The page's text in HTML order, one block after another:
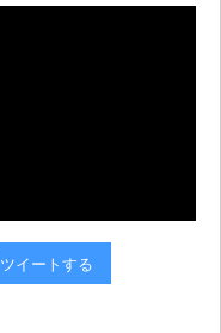
ツイートする